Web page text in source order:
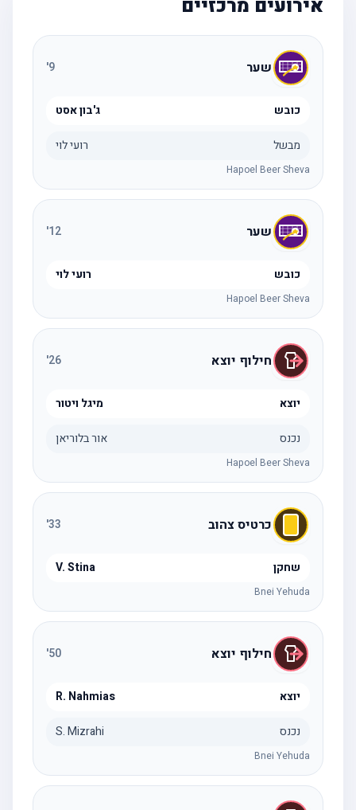
אירועים מרכזיים
שער
כובש ג'בון אסט
מבשל רועי לוי
Hapoel Beer Sheva
שער 12
'
כובש רועי לוי
Hapoel Beer Sheva
חילוף יוצא 26
'
יוצא מיגל ויטור
נכנס אור בלוריאן
Hapoel Beer Sheva
כרטיס צהוב 33
'
שחקן V. Stina
Bnei Yehuda
חילוף יוצא 50
'
יוצא R. Nahmias
נכנס S. Mizrahi
Bnei Yehuda